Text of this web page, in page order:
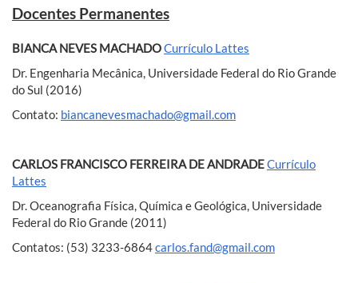
Docentes Permanentes
BIANCA NEVES MACHADOCurrículo Lattes
Dr. Engenharia Mecânica, Universidade Federal do Rio Grande
do Sul (2016)
Contato: biancanevesmachado@gmail.com
CARLOS FRANCISCO FERREIRA DE ANDRADECurrículo
Lattes
Dr. Oceanografia Física, Química e Geológica, Universidade
Federal do Rio Grande (2011)
Contatos: (53) 3233-6864carlos.fand@gmail.com